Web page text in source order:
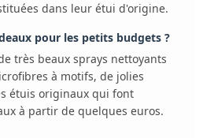
dans leur étui d'origine.
pour les petits budgets ?
très beaux sprays nettoyants
à motifs, de jolies
étuis originaux qui font
à partir de quelques euros.